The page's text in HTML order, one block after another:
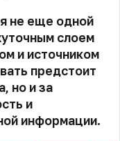
не еще одной
слоем
и источником
предстоит
но и за
и
информации.